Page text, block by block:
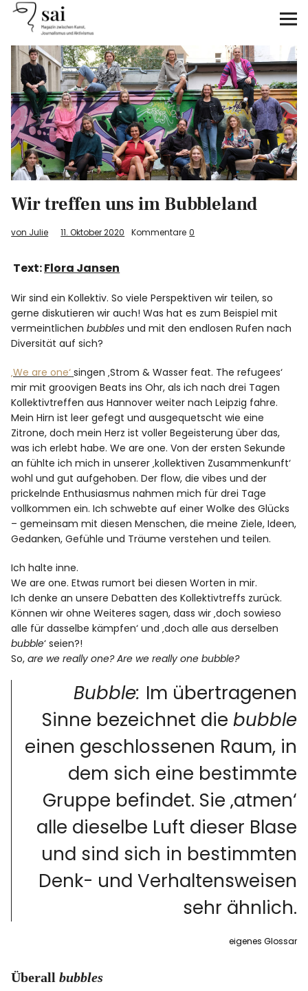
sai
Unterstützen
Klimagerechtigkeit
Antirassismus
Feminismen
Kunst&Literatur
FacebookInstagram
Info
Wir treffen uns im Bubbleland
von Julie 11. Oktober 2020 Kommentare 0
Text:Flora Jansen
Wir sind ein Kollektiv. So viele Perspektiven wir teilen, so
gerne diskutieren wir auch! Was hat es zum Beispiel mit
vermeintlichenbubbles und mit den endlosen Rufen nach
Diversität auf sich?
‚We are one‘ singen ‚Strom & Wasser feat. The refugees‘
mir mit groovigen Beats ins Ohr, als ich nach drei Tagen
Kollektivtreffen aus Hannover weiter nach Leipzig fahre.
Mein Hirn ist leer gefegt und ausgequetscht wie eine
Zitrone, doch mein Herz ist voller Begeisterung über das,
was ich erlebt habe. We are one. Von der ersten Sekunde
an fühlte ich mich in unserer ‚kollektiven Zusammenkunft‘
wohl und gut aufgehoben. Der flow, die vibes und der
prickelnde Enthusiasmus nahmen mich für drei Tage
vollkommen ein. Ich schwebte auf einer Wolke des Glücks
– gemeinsam mit diesen Menschen, die meine Ziele, Ideen,
Gedanken, Gefühle und Träume verstehen und teilen.
Ich halte inne.
We are one. Etwas rumort bei diesen Worten in mir.
Ich denke an unsere Debatten des Kollektivtreffs zurück.
Können wir ohne Weiteres sagen, dass wir ‚doch sowieso
alle für dasselbe kämpfen‘ und ‚doch alle aus derselben
bubble‘ seien?!
So, are we really one? Are we really one bubble?
Bubble: Im übertragenen
Sinne bezeichnet die bubble
einen geschlossenen Raum, in
dem sich eine bestimmte
Gruppe befindet. Sie ‚atmen‘
alle dieselbe Luft dieser Blase
und sind sich in bestimmten
Denk- und Verhaltensweisen
sehr ähnlich.
eigenes Glossar
Überallbubbles